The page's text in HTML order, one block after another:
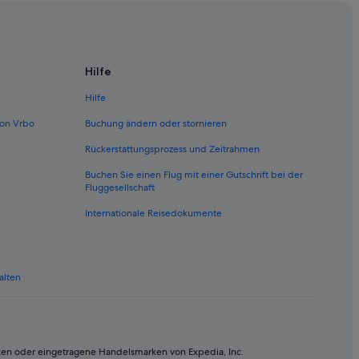
(VIE)
(VIE)
(VIE)
(VIE)
(VIE)
Vrbo
Hilfe
Hilfe
Buchung ändern oder stornieren
Rückerstattungsprozess und Zeitrahmen
Buchen Sie einen Flug mit einer Gutschrift bei der
Fluggesellschaft
Internationale Reisedokumente
oder eingetragene Handelsmarken von Expedia, Inc.